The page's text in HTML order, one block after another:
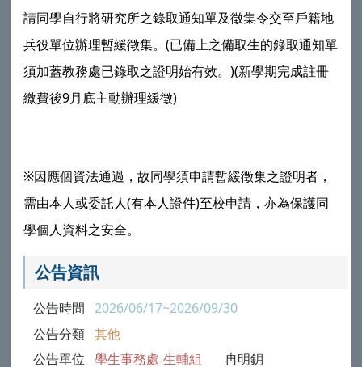
請同學自行將研究所之錄取通知單及徵集令交至戶籍地
兵役單位辦理暫緩徵集。(已備上之備取生的錄取通知單
須加蓋教務處已錄取之證明始有效。)(新學期完成註冊
繳費後9月底主動辦理緩徵)
※因應個資法通過，故同學須申請暫緩徵集之證明者，
需由本人或委託人(有本人證件)至校申請，亦為保護同
學個人資料之安全。
公告資訊
公告時間 2026/06/17~2026/09/30
公告分類 其他
公告單位 學生事務處-生輔組 冉明鈅